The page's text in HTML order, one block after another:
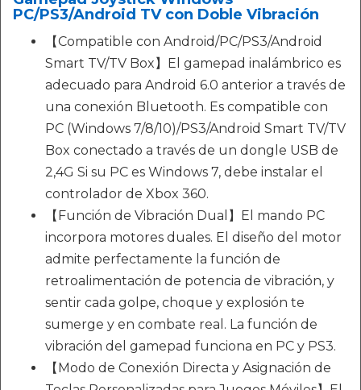
PC/PS3/Android TV con Doble Vibración
【Compatible con Android/PC/PS3/Android
Smart TV/TV Box】El gamepad inalámbrico es
adecuado para Android 6.0 anterior a través de
una conexión Bluetooth. Es compatible con
PC (Windows 7/8/10)/PS3/Android Smart TV/TV
Box conectado a través de un dongle USB de
2,4G Si su PC es Windows 7, debe instalar el
controlador de Xbox 360.
【Función de Vibración Dual】El mando PC
incorpora motores duales. El diseño del motor
admite perfectamente la función de
retroalimentación de potencia de vibración, y
sentir cada golpe, choque y explosión te
sumerge y en combate real. La función de
vibración del gamepad funciona en PC y PS3.
【Modo de Conexión Directa y Asignación de